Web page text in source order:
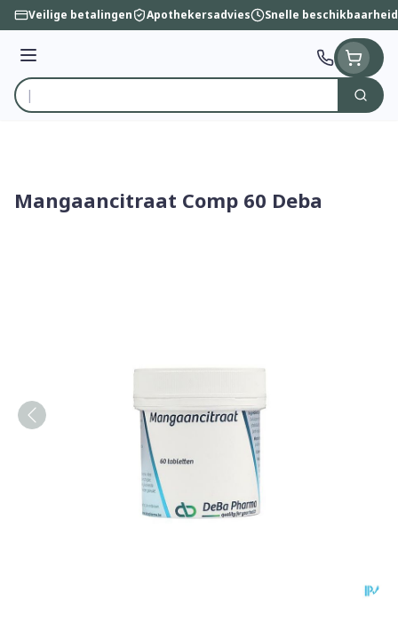
Ga naar de inhoud
Veilige betalingen Apothekersadvies Snelle beschikbaarheid
Menu
Product, merk, categorie...
Zoek
Mangaancitraat Comp 60 Deba